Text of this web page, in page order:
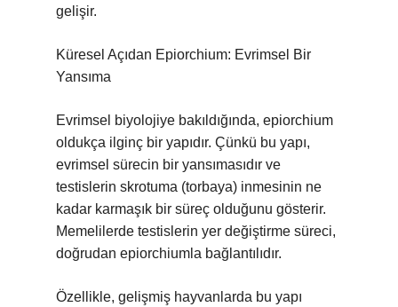
gelişir.
Küresel Açıdan Epiorchium: Evrimsel Bir
Yansıma
Evrimsel biyolojiye bakıldığında, epiorchium
oldukça ilginç bir yapıdır. Çünkü bu yapı,
evrimsel sürecin bir yansımasıdır ve
testislerin skrotuma (torbaya) inmesinin ne
kadar karmaşık bir süreç olduğunu gösterir.
Memelilerde testislerin yer değiştirme süreci,
doğrudan epiorchiumla bağlantılıdır.
Özellikle, gelişmiş hayvanlarda bu yapı